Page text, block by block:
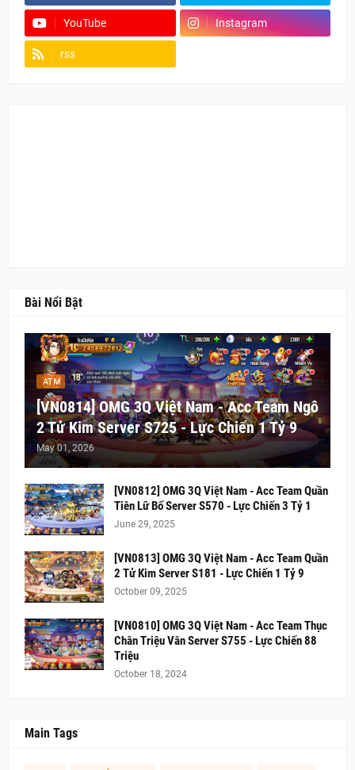
YouTube Instagram
rss
Bài Nổi Bật
ATM
[VN0814] OMG 3Q Việt Nam - Acc Team Ngô
2 Tử Kim Server S725 - Lực Chiến 1 Tỷ 9
May 01, 2026
[VN0812] OMG 3Q Việt Nam - Acc Team Quần
Tiên Lữ Bố Server S570 - Lực Chiến 3 Tỷ 1
June 29, 2025
[VN0813] OMG 3Q Việt Nam - Acc Team Quần
2 Tử Kim Server S181 - Lực Chiến 1 Tỷ 9
October 09, 2025
[VN0810] OMG 3Q Việt Nam - Acc Team Thục
Chân Triệu Vân Server S755 - Lực Chiến 88
Triệu
October 18, 2024
Main Tags